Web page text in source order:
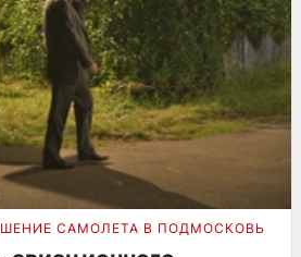
САМОЛЕТА В ПОДМОСКОВЬЕ